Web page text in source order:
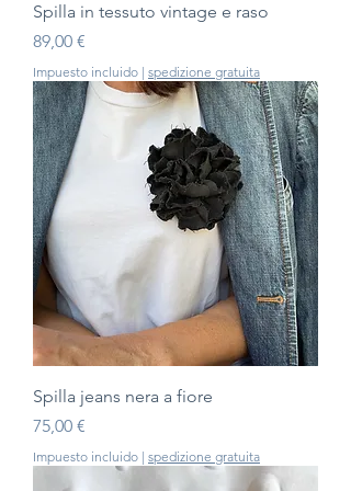
Spilla in tessuto vintage e raso
Precio
89,00 €
Impuesto incluido | spedizione gratuita
Spilla jeans nera a fiore
Precio
75,00 €
Impuesto incluido | spedizione gratuita